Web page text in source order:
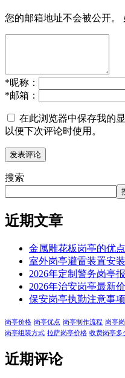
您的邮箱地址不会被公开。
*昵称：
*邮箱：
在此浏览器中保存我的
以便下次评论时使用。
搜索
近期文章
金属雕花板岗亭的优点
室外岗亭避雷装置安
2026年定制警务岗亭
2026年治安岗亭最新
保安岗亭执勤注意事项
岗亭价格 岗亭优点 岗亭制作流程 岗亭
岗亭组装方式 拉萨岗亭价格 收费岗亭多
近期评论